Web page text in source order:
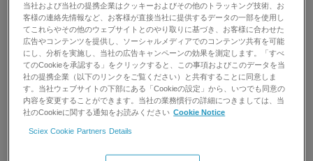
ルマガジン配信のご登録を行ってください。
メールマガジン登録
日程：2024年5月22日（水）～5月24日（金）
会場：東京ビッグサイト
【SCIEX】ランチョンセミナー情報
演題：LC-MS/MSを用いた食品中のアレルゲン分析 ～基礎
当社および当社の提携企業はクッキーおよびその他のトラッキング技術、お
客様の連絡先情報など、お客様が直接当社に提供するデータの一部を使用し
てこれらやその他のウェブサイトとのやり取りに基づき、お客様に合わせた
広告やコンテンツを提供し、ソーシャルメディアでのコンテンツ共有を可能
にし、分析を実施し、当社の広告キャンペーンの効果を測定します。「すべ
てのCookieを承認する」をクリックすると、この事項およびこのデータを当
社の提携企業（以下のリンクをご覧ください）と共有することに同意しま
す。当社ウェブサイトの下部にある「Cookieの設定」から、いつでも同意の
内容を変更することができます。当社の業務慣行の詳細につきましては、当
社のCookieに関する通知をお読みください Cookie Notice
Sciex Cookie Partners Details